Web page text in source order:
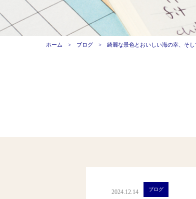
ホーム ブログ 綺麗な景色とおいしい海の幸、そし
2024.12.14 ブログ